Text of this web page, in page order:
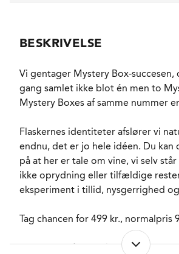
BESKRIVELSE
Vi gentager Mystery Box-succesen,
gang samlet ikke blot én men to
Mystery Boxes af samme nummer
Flaskernes identiteter afslører vi
endnu, det er jo hele idéen. Du
på at her er tale om vine, vi selv
ikke oprydning eller tilfældige
eksperiment i tillid, nysgerrighed
Tag chancen for 499 kr., normalpris
*Summen af normalpriser på